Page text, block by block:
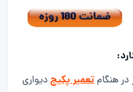
در هنگامتعمیر پکیجدیواری